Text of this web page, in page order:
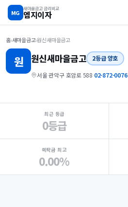
MG
새마을금고 금리비교
엠지이자
홈›새마을금고›원신새마을금고
원 원신새마을금고 2등급 양호
서울 관악구 호암로 588·02-872-0076
지점 핵심 지표 요약
최근 등급
0등급
예탁금 최고
0.00%